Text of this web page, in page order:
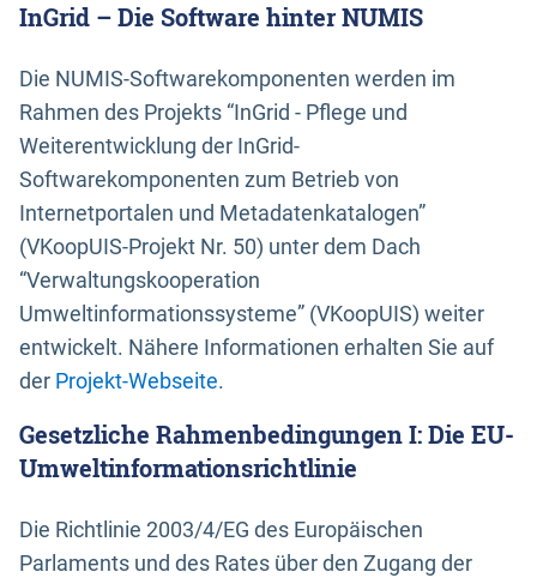
InGrid – Die Software hinter NUMIS
Die NUMIS-Softwarekomponenten werden im
Rahmen des Projekts “InGrid - Pflege und
Weiterentwicklung der InGrid-
Softwarekomponenten zum Betrieb von
Internetportalen und Metadatenkatalogen”
(VKoopUIS-Projekt Nr. 50) unter dem Dach
“Verwaltungskooperation
Umweltinformationssysteme” (VKoopUIS) weiter
entwickelt. Nähere Informationen erhalten Sie auf
der Projekt-Webseite.
Gesetzliche Rahmenbedingungen I: Die EU-
Umweltinformationsrichtlinie
Die Richtlinie 2003/4/EG des Europäischen
Parlaments und des Rates über den Zugang der